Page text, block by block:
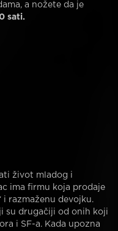
a nožete da je
sati.
život mladog i
ima firmu koja prodaje
i razmaženu devojku.
su drugačiji od onih koji
i SF-a. Kada upozna